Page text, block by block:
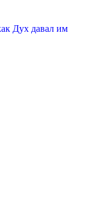
Дух давал им